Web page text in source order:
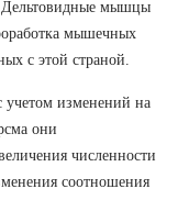
Дельтовидные мышцы
мышечных
с этой страной.
учетом изменений на
они
численности
соотношения